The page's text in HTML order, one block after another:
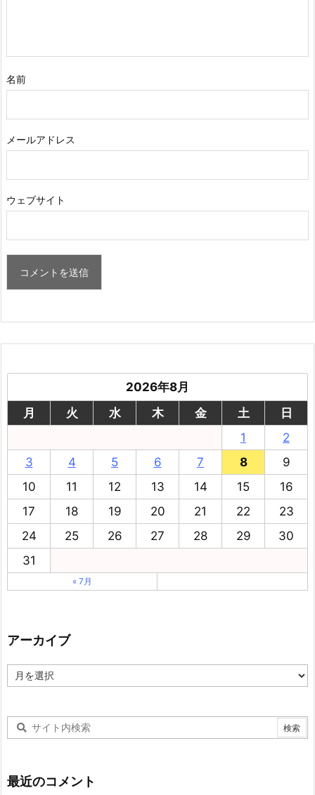
名前
メールアドレス
ウェブサイト
2026年8月
月
火 水 木 金 土
日
1
2
3
4 5 6 7 8
9
10
11 12 13 14 15
16
17
18 19 20 21 22
23
24
25 26 27 28 29
30
31
« 7月
アーカイブ
ー
最近のコメント